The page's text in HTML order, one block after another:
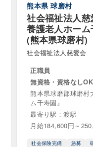
社会福祉士
福祉士
会計年度任用職員
熊本県 球磨村
社会福祉法人
養護老人ホー
(熊本県球磨村)
社会福祉法人慈愛会
正職員
無資格・資格なしOK
熊本県球磨郡球磨村
ム千寿園』
最寄り駅：渡駅
月給184,600円～
社会保険完備 急募